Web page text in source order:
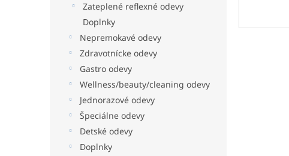
Zateplené reflexné odevy
Doplnky
Nepremokavé odevy
Zdravotnícke odevy
Gastro odevy
Wellness/beauty/cleaning odevy
Jednorazové odevy
Špeciálne odevy
Detské odevy
Doplnky